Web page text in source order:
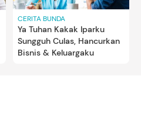
CERITA BUNDA
Ya Tuhan Kakak Iparku
Sungguh Culas, Hancurkan
Bisnis & Keluargaku